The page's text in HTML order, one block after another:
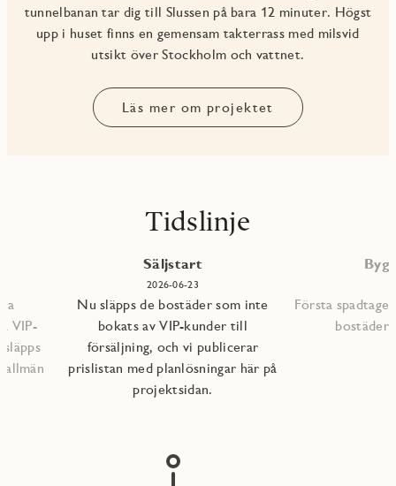
tunnelbanan tar dig till Slussen på bara 12 minuter. Högst
upp i huset finns en gemensam takterrass med milsvid
utsikt över Stockholm och vattnet.
Läs mer om projektet
Tidslinje
VIP-
Säljstart
2026-06-23
Nu släpps de bostäder som inte
bokats av VIP-kunder till
försäljning, och vi publicerar
prislistan med planlösningar här på
projektsidan.
Första